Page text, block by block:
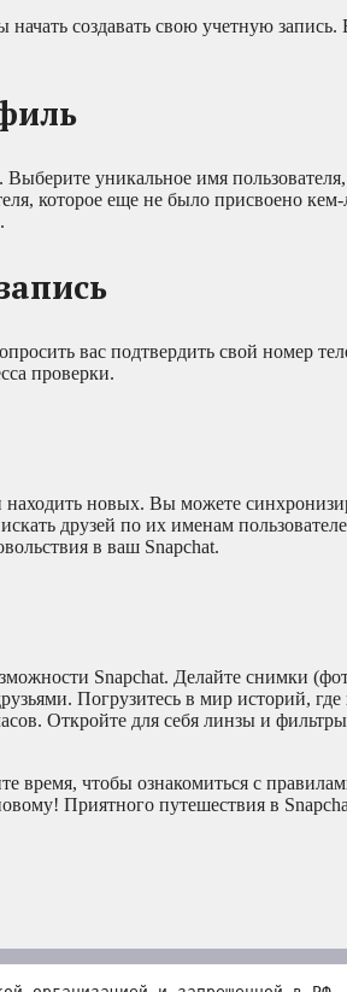
создавать свою учетную запись.
уникальное имя
которое еще не было присвоено
вас подтвердить свой номер
проверки.
новых. Вы можете
друзей по их именам
в ваш Snapchat.
Snapchat. Делайте снимки
Погрузитесь в мир историй,
Откройте для себя линзы и
время, чтобы ознакомиться с
Приятного путешествия в